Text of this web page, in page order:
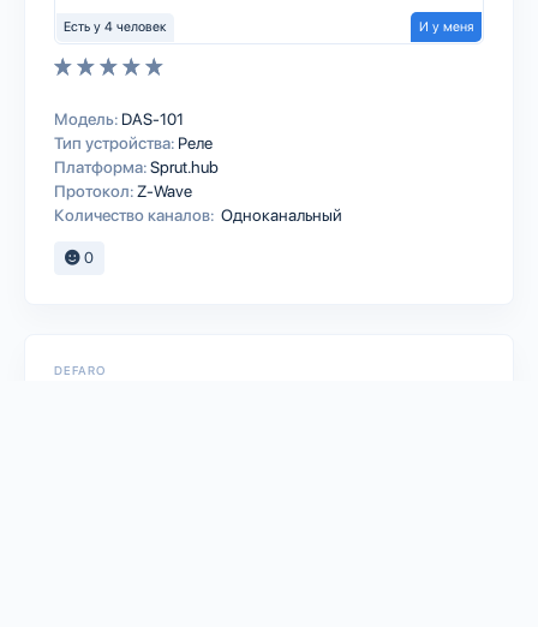
Есть у 4 человек И у меня
Модель: DAS-101
Тип устройства: Реле
Платформа:Sprut.hub
Протокол: Z-Wave
Количество каналов: Одноканальный
0
DEFARO